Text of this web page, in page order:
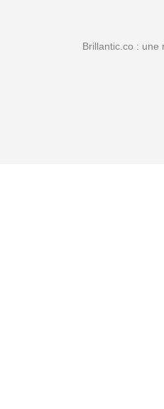
Brillantic.co : une